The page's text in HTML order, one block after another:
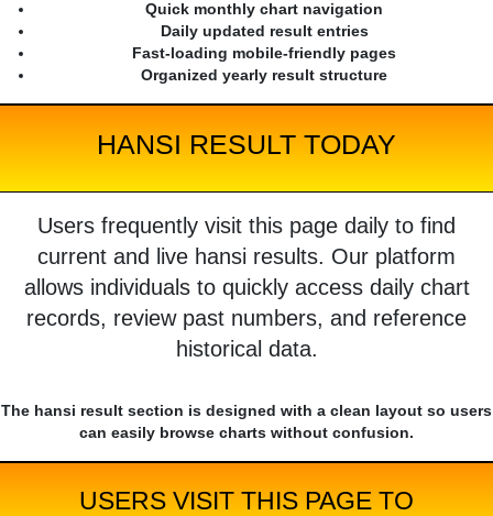
Quick monthly chart navigation
Daily updated result entries
Fast-loading mobile-friendly pages
Organized yearly result structure
HANSI RESULT TODAY
Users frequently visit this page daily to find
current and live hansi results. Our platform
allows individuals to quickly access daily chart
records, review past numbers, and reference
historical data.
The hansi result section is designed with a clean layout so users
can easily browse charts without confusion.
USERS VISIT THIS PAGE TO